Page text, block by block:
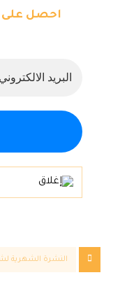
احصل على
النشرة الشهرية لشهر 6